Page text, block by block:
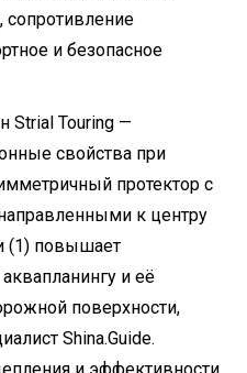
и безопасное
Strial Touring —
свойства при
протектор с
к центру
(1) повышает
и её
поверхности,
Shina.Guide.